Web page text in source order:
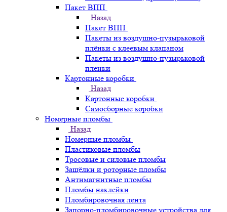
Пакет ВПП
Назад
Пакет ВПП
Пакеты из воздушно-пузырьковой
плёнки с клеевым клапаном
Пакеты из воздушно-пузырьковой
пленки
Картонные коробки
Назад
Картонные коробки
Самосборные коробки
Номерные пломбы
Назад
Номерные пломбы
Пластиковые пломбы
Тросовые и силовые пломбы
Защёлки и роторные пломбы
Антимагнитные пломбы
Пломбы наклейки
Пломбировочная лента
Запорно-пломбировочные устройства для